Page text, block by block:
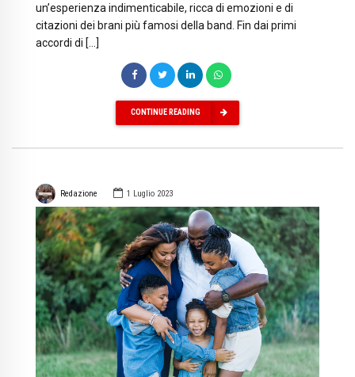
un’esperienza indimenticabile, ricca di emozioni e di
citazioni dei brani più famosi della band. Fin dai primi
accordi di […]
CONTINUE READING
Redazione 1 Luglio 2023